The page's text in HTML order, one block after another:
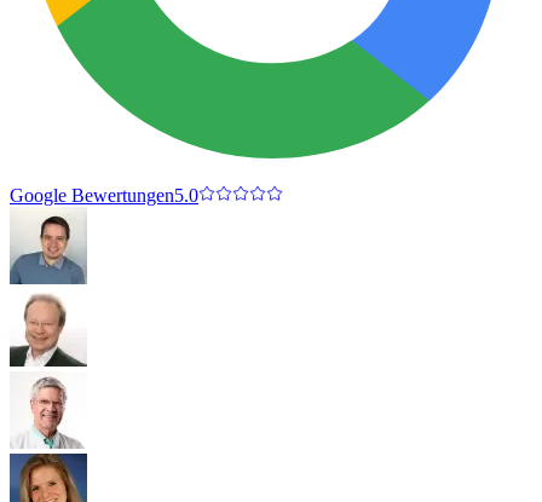
Google Bewertungen5.0